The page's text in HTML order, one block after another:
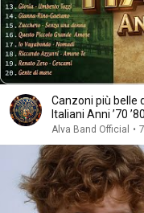
Canzoni più belle
Italiani Anni ’70
Alva Band Official •